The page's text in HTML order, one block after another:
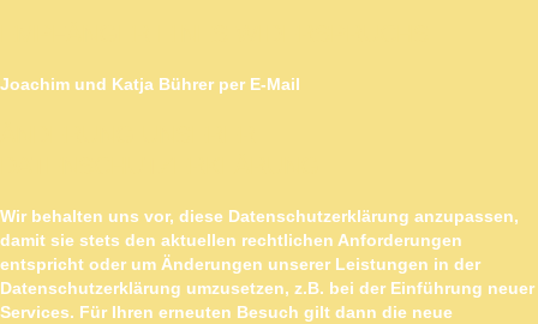
Joachim und Katja Bührer per E-Mail
Wir behalten uns vor, diese Datenschutzerklärung anzupassen,
damit sie stets den aktuellen rechtlichen Anforderungen
entspricht oder um Änderungen unserer Leistungen in der
Datenschutzerklärung umzusetzen, z.B. bei der Einführung neuer
Services. Für Ihren erneuten Besuch gilt dann die neue